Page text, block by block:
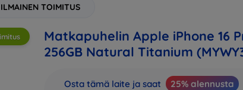
ILMAINEN TOIMITUS
Matkapuhelin Apple iPhone 16
256GB Natural Titanium
Osta tämä laite ja saat 25% alennusta